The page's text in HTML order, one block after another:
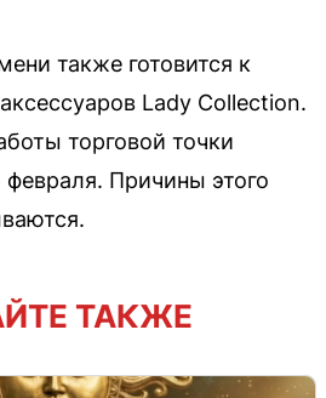
также готовится к
Lady Collection.
торговой точки
февраля. Причины этого
ТАКЖЕ